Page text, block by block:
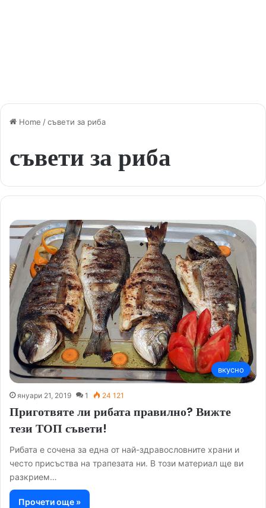
Home /съвети за риба
съвети за риба
вкусно
януари 21, 2019 1 24 121
Приготвяте ли рибата правилно? Вижте
тези ТОП съвети!
Рибата е сочена за една от най-здравословните храни и
често присъства на трапезата ни. В този материал ще ви
разкрием…
Прочети още »